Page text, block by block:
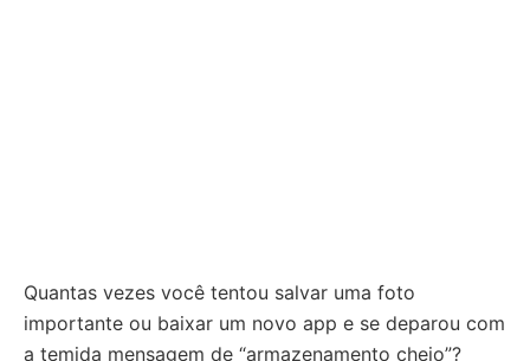
Quantas vezes você tentou salvar uma foto
importante ou baixar um novo app e se deparou com
a temida mensagem de “armazenamento cheio”?